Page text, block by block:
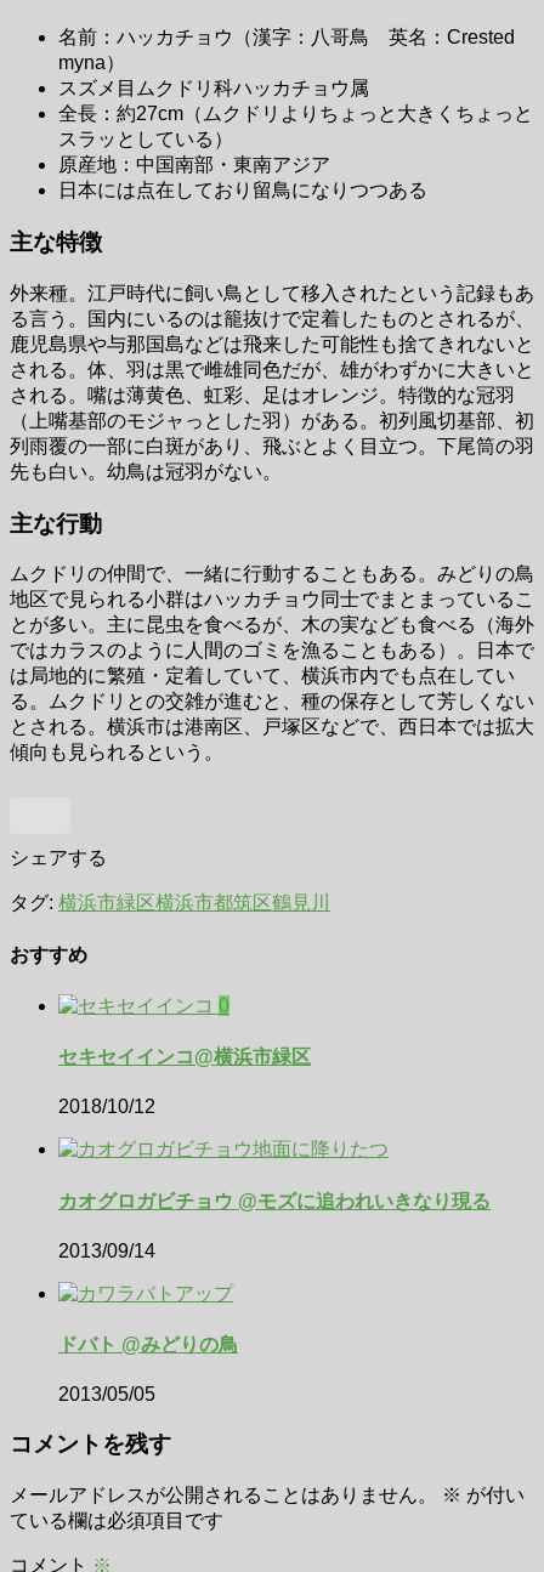
名前：ハッカチョウ（漢字：八哥鳥 英名：Crested
myna）
スズメ目ムクドリ科ハッカチョウ属
全長：約27cm（ムクドリよりちょっと大きくちょっと
スラッとしている）
原産地：中国南部・東南アジア
日本には点在しており留鳥になりつつある
主な特徴
外来種。江戸時代に飼い鳥として移入されたという記録もあ
る言う。国内にいるのは籠抜けで定着したものとされるが、
鹿児島県や与那国島などは飛来した可能性も捨てきれないと
される。体、羽は黒で雌雄同色だが、雄がわずかに大きいと
される。嘴は薄黄色、虹彩、足はオレンジ。特徴的な冠羽
（上嘴基部のモジャっとした羽）がある。初列風切基部、初
列雨覆の一部に白斑があり、飛ぶとよく目立つ。下尾筒の羽
先も白い。幼鳥は冠羽がない。
主な行動
ムクドリの仲間で、一緒に行動することもある。みどりの鳥
地区で見られる小群はハッカチョウ同士でまとまっているこ
とが多い。主に昆虫を食べるが、木の実なども食べる（海外
ではカラスのように人間のゴミを漁ることもある）。日本で
は局地的に繁殖・定着していて、横浜市内でも点在してい
る。ムクドリとの交雑が進むと、種の保存として芳しくない
とされる。横浜市は港南区、戸塚区などで、西日本では拡大
傾向も見られるという。
シェアする
タグ: 横浜市緑区横浜市都筑区鶴見川
おすすめ
0
セキセイインコ@横浜市緑区
2018/10/12
カオグロガビチョウ @モズに追われいきなり現る
2013/09/14
ドバト @みどりの鳥
2013/05/05
コメントを残す
メールアドレスが公開されることはありません。 ※ が付い
ている欄は必須項目です
コメント ※